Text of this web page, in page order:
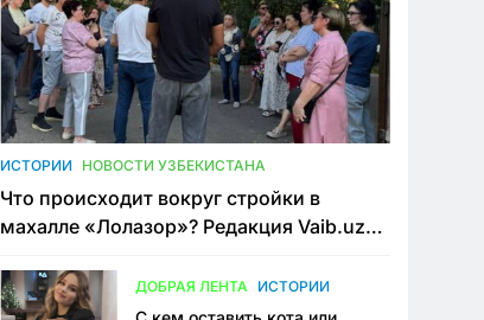
ИСТОРИИ НОВОСТИ УЗБЕКИСТАНА
Что происходит вокруг стройки в
махалле «Лолазор»? Редакция Vaib.uz
конфликта
ДОБРАЯ ЛЕНТА ИСТОРИИ